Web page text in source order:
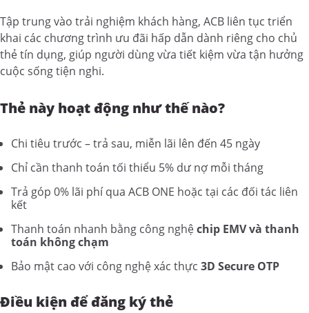
Tập trung vào trải nghiệm khách hàng, ACB liên tục triển
khai các chương trình ưu đãi hấp dẫn dành riêng cho chủ
thẻ tín dụng, giúp người dùng vừa tiết kiệm vừa tận hưởng
cuộc sống tiện nghi.
Thẻ này hoạt động như thế nào?
Chi tiêu trước – trả sau, miễn lãi lên đến 45 ngày
Chỉ cần thanh toán tối thiểu 5% dư nợ mỗi tháng
Trả góp 0% lãi phí qua ACB ONE hoặc tại các đối tác liên
kết
Thanh toán nhanh bằng công nghệchip EMV và thanh
toán không chạm
Bảo mật cao với công nghệ xác thực 3D Secure OTP
Điều kiện để đăng ký thẻ